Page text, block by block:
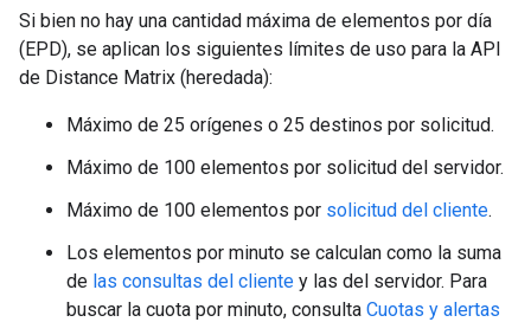
Si bien no hay una cantidad máxima de elementos por día
(EPD), se aplican los siguientes límites de uso para la API
de Distance Matrix (heredada):
Máximo de 25 orígenes o 25 destinos por solicitud.
Máximo de 100 elementos por solicitud del servidor.
Máximo de 100 elementos por solicitud del cliente.
Los elementos por minuto se calculan como la suma
de las consultas del cliente y las del servidor. Para
buscar la cuota por minuto, consulta Cuotas y alertas